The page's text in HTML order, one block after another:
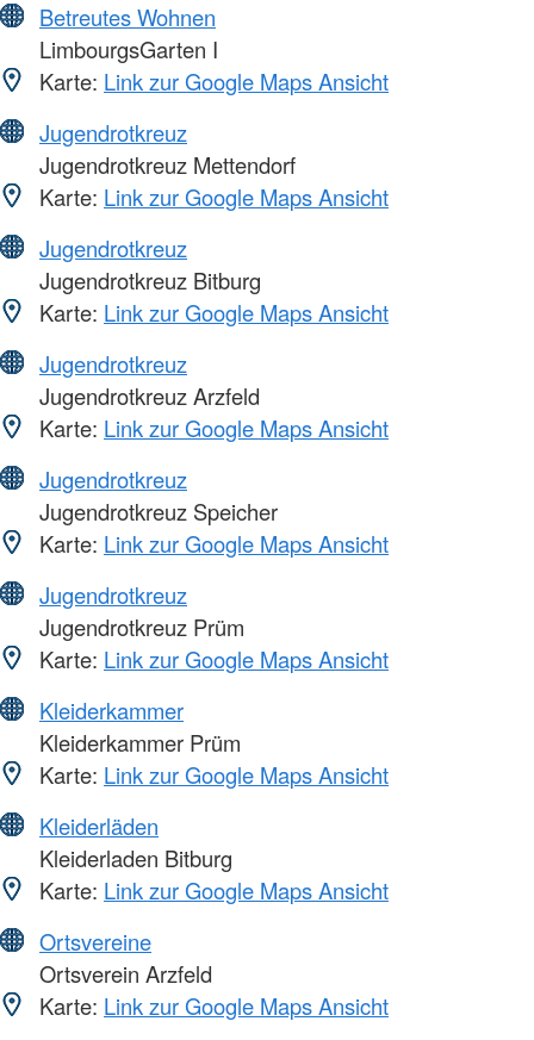
Betreutes Wohnen
LimbourgsGarten I
Karte: Link zur Google Maps Ansicht
Jugendrotkreuz
Jugendrotkreuz Mettendorf
Karte: Link zur Google Maps Ansicht
Jugendrotkreuz
Jugendrotkreuz Bitburg
Karte: Link zur Google Maps Ansicht
Jugendrotkreuz
Jugendrotkreuz Arzfeld
Karte: Link zur Google Maps Ansicht
Jugendrotkreuz
Jugendrotkreuz Speicher
Karte: Link zur Google Maps Ansicht
Jugendrotkreuz
Jugendrotkreuz Prüm
Karte: Link zur Google Maps Ansicht
Kleiderkammer
Kleiderkammer Prüm
Karte: Link zur Google Maps Ansicht
Kleiderläden
Kleiderladen Bitburg
Karte: Link zur Google Maps Ansicht
Ortsvereine
Ortsverein Arzfeld
Karte: Link zur Google Maps Ansicht